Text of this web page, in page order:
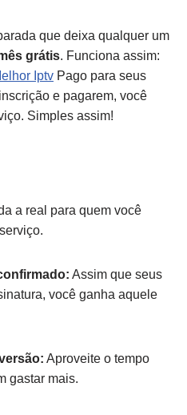
que deixa qualquer um
grátis. Funciona assim:
Iptv Pago para seus
e pagarem, você
Simples assim!
a real para quem você
Assim que seus
você ganha aquele
Aproveite o tempo
gastar mais.